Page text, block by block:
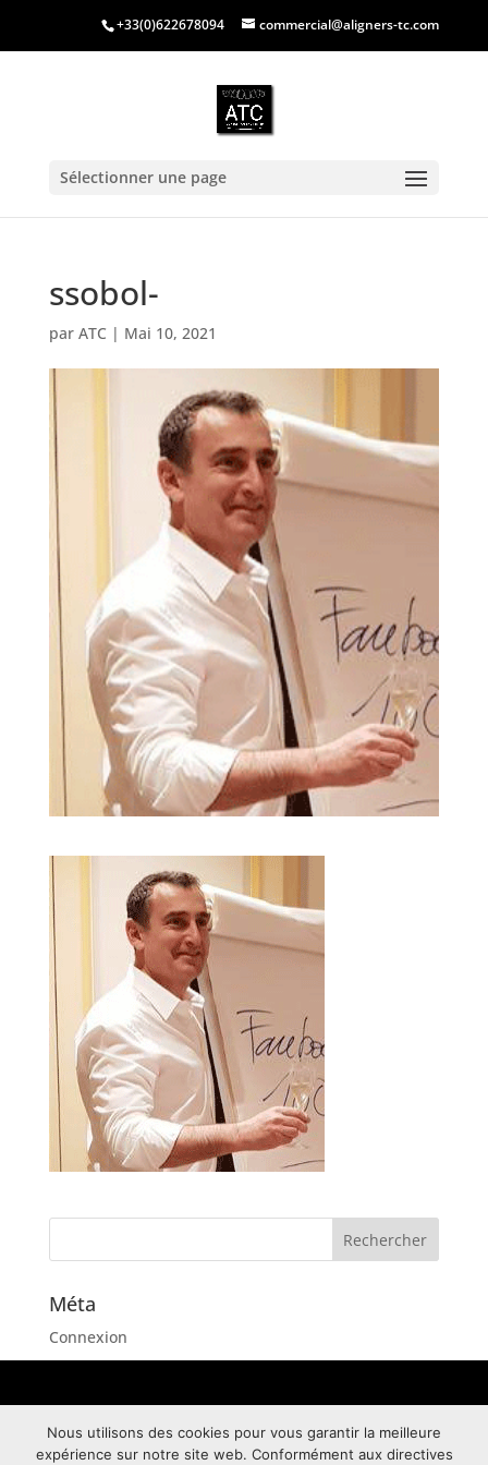
+33(0)622678094 commercial@aligners-tc.com
Sélectionner une page
ssobol-
par ATC | Mai 10, 2021
Méta
Connexion
Flux des commentaires
Site de WordPress-FR
Copyright © 2026 I Tous droits réservés Aligners
Nous utilisons des cookies pour vous garantir la meilleure
expérience sur notre site web. Conformément aux directives